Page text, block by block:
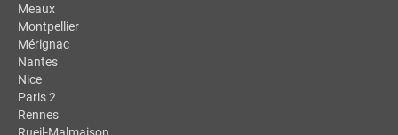
Meaux
Montpellier
Mérignac
Nantes
Nice
Paris 2
Rennes